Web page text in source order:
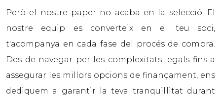
Però el nostre paper no acaba en la selecció. El
nostre equip es converteix en el teu soci,
t'acompanya en cada fase del procés de compra.
Des de navegar per les complexitats legals fins a
assegurar les millors opcions de finançament, ens
dediquem a garantir la teva tranquil·litat durant